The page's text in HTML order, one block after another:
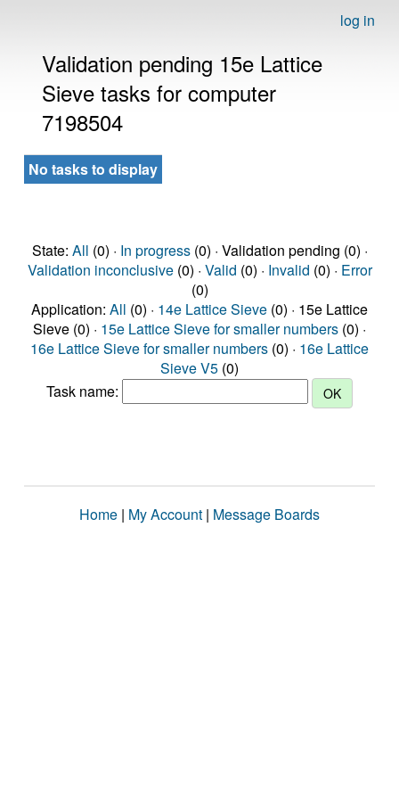
log in
Validation pending 15e Lattice
Sieve tasks for computer
7198504
No tasks to display
State: All (0) · In progress(0) · Validation pending (0) ·
Validation inconclusive(0) · Valid (0) · Invalid (0) · Error
(0)
Application: All (0) · 14e Lattice Sieve (0) · 15e Lattice
Sieve (0) · 15e Lattice Sieve for smaller numbers (0) ·
16e Lattice Sieve for smaller numbers (0) · 16e Lattice
Sieve V5 (0)
Task name:
Home | My Account | Message Boards